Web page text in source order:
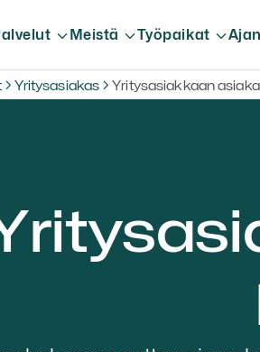
Meistä Työpaikat
Yritysasiakas Yritysasiakkaan